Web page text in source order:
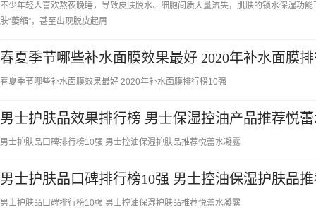
不少年轻人喜欢熬夜晚睡，导致皮肤脱水、细胞间质大量流失，肌肤的锁水保湿功
肤“萎缩”，甚至出现脱皮起屑
春夏季节哪些补水面膜效果最好 2020年补水面膜
春夏季节哪些补水面膜效果最好 2020年补水面膜排行榜10强
男士护肤品效果排行榜 男士保湿控油产品推荐悦
男士护肤品口碑排行榜10强 男士控油保湿护肤品推荐悦蕾水凝露
男士护肤品口碑排行榜10强 男士控油保湿护肤品
男士护肤品口碑排行榜10强 男士控油保湿护肤品推荐悦蕾水凝露